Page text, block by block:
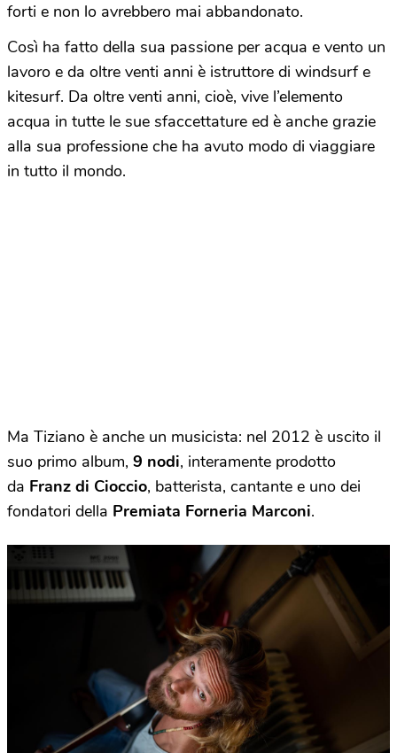
forti e non lo avrebbero mai abbandonato.
Così ha fatto della sua passione per acqua e vento un
lavoro e da oltre venti anni è istruttore di windsurf e
kitesurf. Da oltre venti anni, cioè, vive l’elemento
acqua in tutte le sue sfaccettature ed è anche grazie
alla sua professione che ha avuto modo di viaggiare
in tutto il mondo.
Ma Tiziano è anche un musicista: nel 2012 è uscito il
suo primo album, 9 nodi, interamente prodotto
da Franz di Cioccio, batterista, cantante e uno dei
fondatori della Premiata Forneria Marconi.